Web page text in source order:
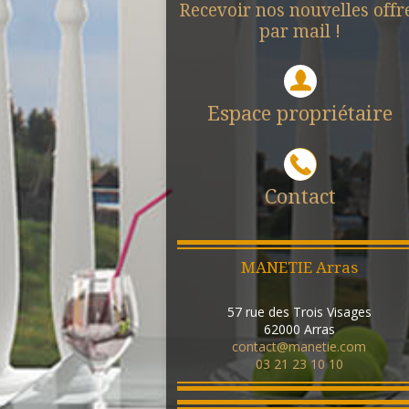
Recevoir nos nouvelles
par mail !
Espace propriétaire
Contact
MANETIE Arras
57 rue des Trois Visages
62000 Arras
contact@manetie.com
03 21 23 10 10